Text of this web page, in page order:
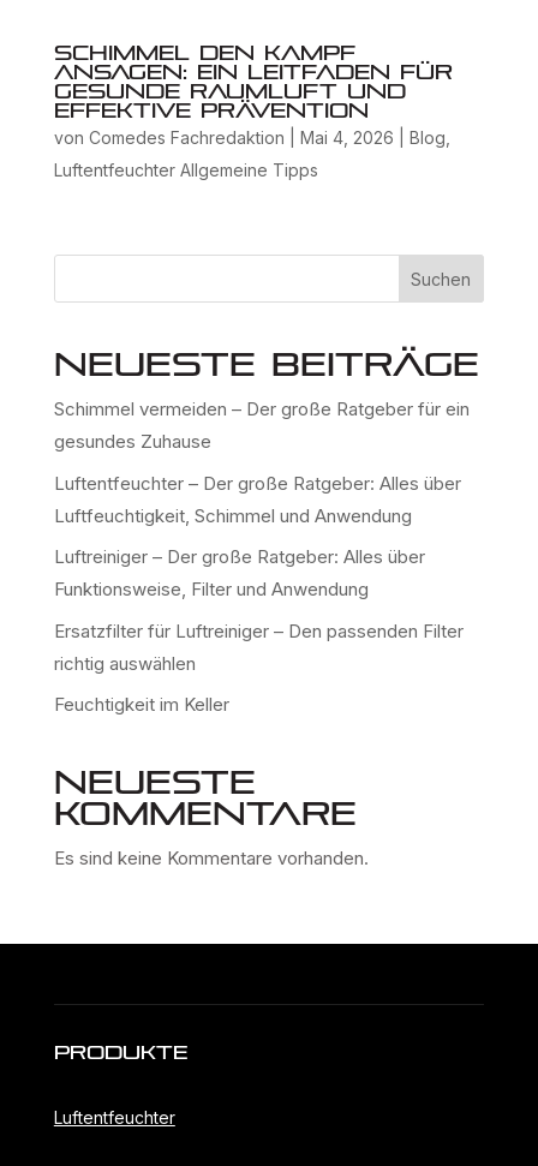
Schimmel den Kampf
ansagen: Ein Leitfaden für
gesunde Raumluft und
effektive Prävention
von Comedes Fachredaktion Mai 4, 2026 Blog,
Luftentfeuchter Allgemeine Tipps
Suchen
Neueste Beiträge
Schimmel vermeiden – Der große Ratgeber für ein
gesundes Zuhause
Luftentfeuchter – Der große Ratgeber: Alles über
Luftfeuchtigkeit, Schimmel und Anwendung
Luftreiniger – Der große Ratgeber: Alles über
Funktionsweise, Filter und Anwendung
Ersatzfilter für Luftreiniger – Den passenden Filter
richtig auswählen
Feuchtigkeit im Keller
Neueste
Kommentare
Es sind keine Kommentare vorhanden.
Produkte
Luftentfeuchter